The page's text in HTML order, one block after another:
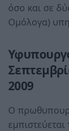
όσο και σε
Ομόλογα)
2009
Ο